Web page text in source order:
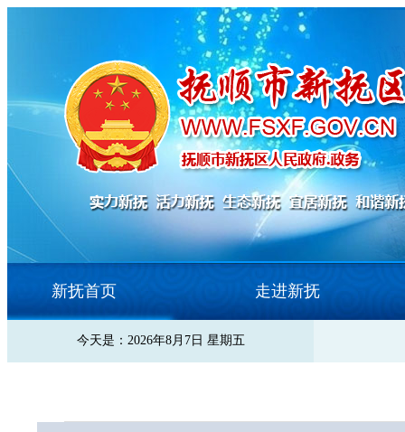
新抚首页 走进新抚
今天是：2026年8月7日 星期五